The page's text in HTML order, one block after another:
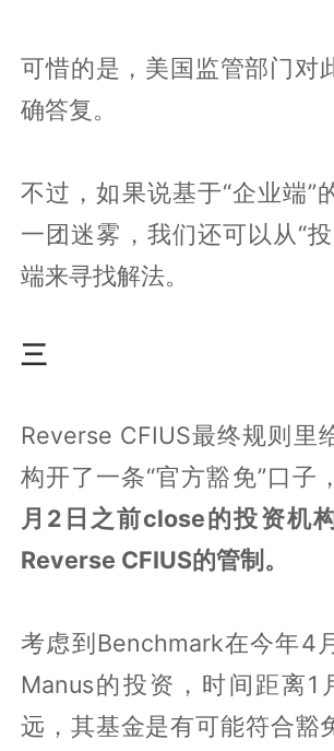
可惜的是，美国监管部门对
确答复。
不过，如果说基于“企业端”
一团迷雾，我们还可以从“
端来寻找解法。
三
Reverse CFIUS最终规则里
构开了一条“官方豁免”口子，
月2日之前close的投资机
Reverse CFIUS的管制。
考虑到Benchmark在今年4
Manus的投资，时间距离1
远，其基金是有可能符合